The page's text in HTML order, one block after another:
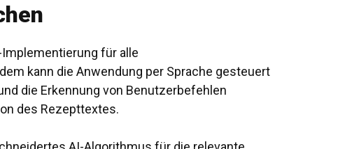
Implementierung für alle
kann die Anwendung per Sprache gesteuert
die Erkennung von Benutzerbefehlen
des Rezepttextes.